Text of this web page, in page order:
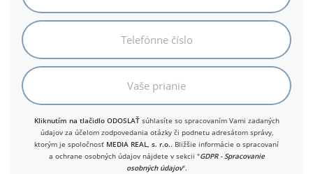
Kliknutím na tlačidlo ODOSLAŤsúhlasíte so spracovaním Vami zadaných
údajov za účelom zodpovedania otázky či podnetu adresátom správy,
ktorým je spoločnosť MEDIA REAL, s. r.o.. Bližšie informácie o spracovaní
a ochrane osobných údajov nájdete v sekcii "GDPR - Spracovanie
osobných údajov".